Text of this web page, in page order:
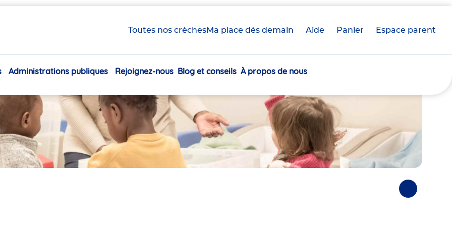
Toutes nos crèchesMa place dès demain Aide Panier crèche(s)
Espace parent
Navigation
Administrations publiques Rejoignez-nous Blog et conseils À propos de nous
Photos
suivantes